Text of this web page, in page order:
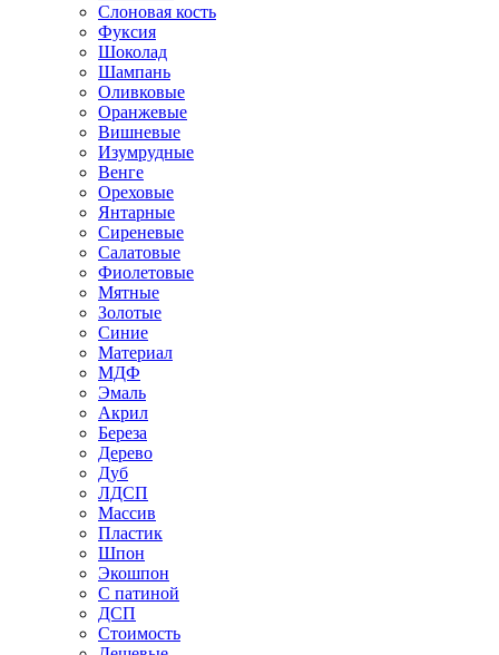
Слоновая кость
Фуксия
Шоколад
Шампань
Оливковые
Оранжевые
Вишневые
Изумрудные
Венге
Ореховые
Янтарные
Сиреневые
Салатовые
Фиолетовые
Мятные
Золотые
Синие
Материал
МДФ
Эмаль
Акрил
Береза
Дерево
Дуб
ЛДСП
Массив
Пластик
Шпон
Экошпон
С патиной
ДСП
Стоимость